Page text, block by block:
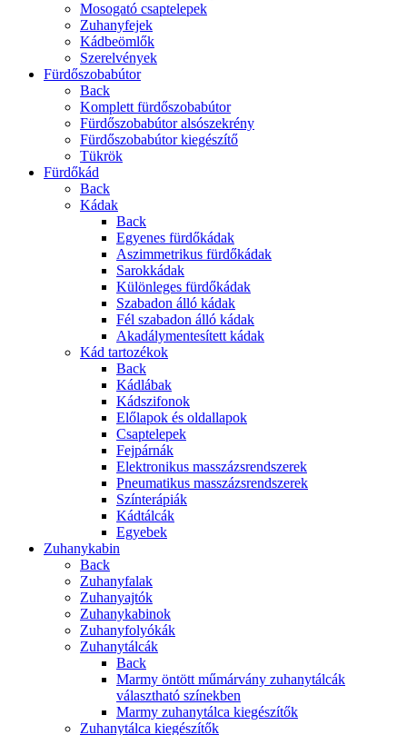
Mosogató csaptelepek
Zuhanyfejek
Kádbeömlők
Szerelvények
Fürdőszobabútor
Back
Komplett fürdőszobabútor
Fürdőszobabútor alsószekrény
Fürdőszobabútor kiegészítő
Tükrök
Fürdőkád
Back
Kádak
Back
Egyenes fürdőkádak
Aszimmetrikus fürdőkádak
Sarokkádak
Különleges fürdőkádak
Szabadon álló kádak
Fél szabadon álló kádak
Akadálymentesített kádak
Kád tartozékok
Back
Kádlábak
Kádszifonok
Előlapok és oldallapok
Csaptelepek
Fejpárnák
Elektronikus masszázsrendszerek
Pneumatikus masszázsrendszerek
Színterápiák
Kádtálcák
Egyebek
Zuhanykabin
Back
Zuhanyfalak
Zuhanyajtók
Zuhanykabinok
Zuhanyfolyókák
Zuhanytálcák
Back
Marmy öntött műmárvány zuhanytálcák
választható színekben
Marmy zuhanytálca kiegészítők
Zuhanytálca kiegészítők